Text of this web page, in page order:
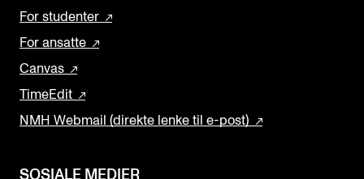
For studenter
For ansatte
Canvas
TimeEdit
NMH Webmail (direkte lenke til e-post)
SOSIALE MEDIER